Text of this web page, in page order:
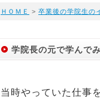
ＨＯＭＥ > 卒業後の学院生の
学院長の元で学んで
当時やっていた仕事